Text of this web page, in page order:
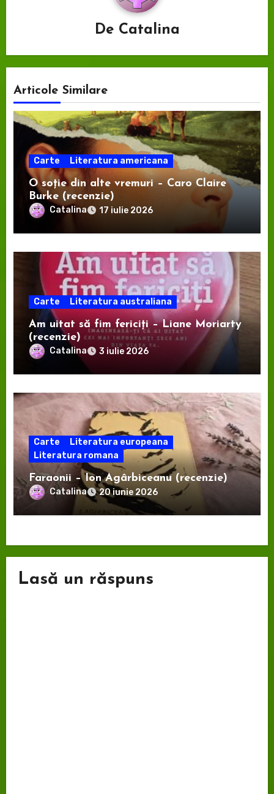
De Catalina
Articole Similare
Carte Literatura americana
O soție din alte vremuri – Caro Claire
Burke (recenzie)
Catalina 17 iulie 2026
Carte Literatura australiana
Am uitat să fim fericiți – Liane Moriarty
(recenzie)
Catalina 3 iulie 2026
Carte
Literatura europeana
Literatura romana
Faraonii – Ion Agârbiceanu (recenzie)
Catalina 20 iunie 2026
Lasă un răspuns